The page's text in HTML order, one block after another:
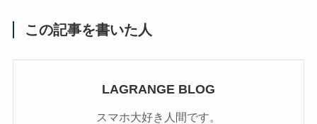
この記事を書いた人
LAGRANGE BLOG
スマホ大好き人間です。